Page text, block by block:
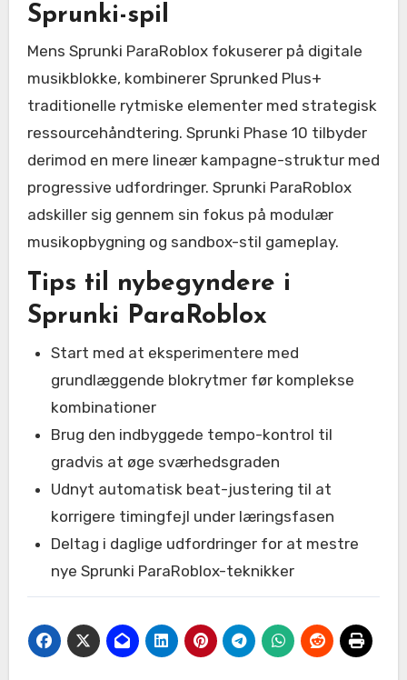
Sprunki-spil
Mens Sprunki ParaRoblox fokuserer på digitale
musikblokke, kombinerer Sprunked Plus+
traditionelle rytmiske elementer med strategisk
ressourcehåndtering. Sprunki Phase 10 tilbyder
derimod en mere lineær kampagne-struktur med
progressive udfordringer. Sprunki ParaRoblox
adskiller sig gennem sin fokus på modulær
musikopbygning og sandbox-stil gameplay.
Tips til nybegyndere i
Sprunki ParaRoblox
Start med at eksperimentere med
grundlæggende blokrytmer før komplekse
kombinationer
Brug den indbyggede tempo-kontrol til
gradvis at øge sværhedsgraden
Udnyt automatisk beat-justering til at
korrigere timingfejl under læringsfasen
Deltag i daglige udfordringer for at mestre
nye Sprunki ParaRoblox-teknikker